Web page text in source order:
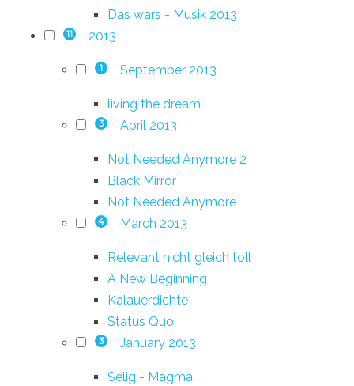
Das wars - Musik 2013
11 2013
1 September 2013
living the dream
3 April 2013
Not Needed Anymore 2
Black Mirror
Not Needed Anymore
4 March 2013
Relevant nicht gleich toll
A New Beginning
Kalauerdichte
Status Quo
3 January 2013
Selig - Magma